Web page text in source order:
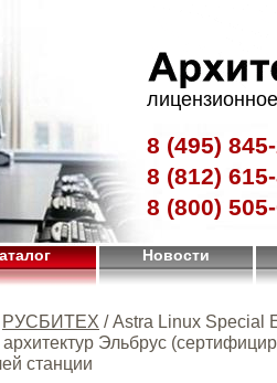
8 (495)
8 (812)
8 (800)
Новости
РУСБИТЕХ / Astra Linux Special
Эльбрус
станции